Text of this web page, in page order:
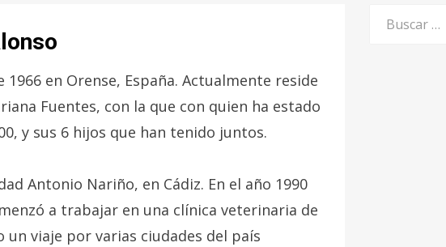
1966 en Orense, España. Actualmente reside
Fuentes, con la que con quien ha estado
y sus 6 hijos que han tenido juntos.
Antonio Nariño, en Cádiz. En el año 1990
a trabajar en una clínica veterinaria de
viaje por varias ciudades del país
Buscar